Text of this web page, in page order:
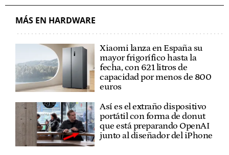
MÁS EN HARDWARE
Xiaomi lanza en España su
mayor frigorífico hasta la
fecha, con 621 litros de
capacidad por menos de 800
euros
Así es el extraño dispositivo
portátil con forma de donut
que está preparando OpenAI
junto al diseñador del iPhone